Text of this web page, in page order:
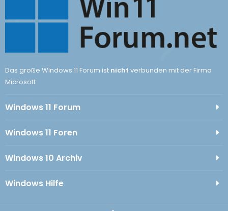
Das große Windows 11 Forum ist nicht verbunden mit der Firma
Microsoft.
Windows 11 Forum
Windows 11 Foren
Windows 10 Archiv
Windows Hilfe